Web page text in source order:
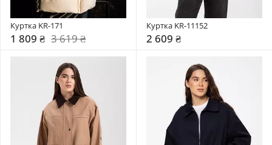
Куртка KR-171
1 809 ₴ 3 619 ₴
Куртка KR-11152
2 609 ₴